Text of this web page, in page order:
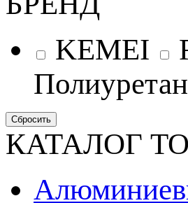
KEMEI
Полиуретан
КАТАЛОГ